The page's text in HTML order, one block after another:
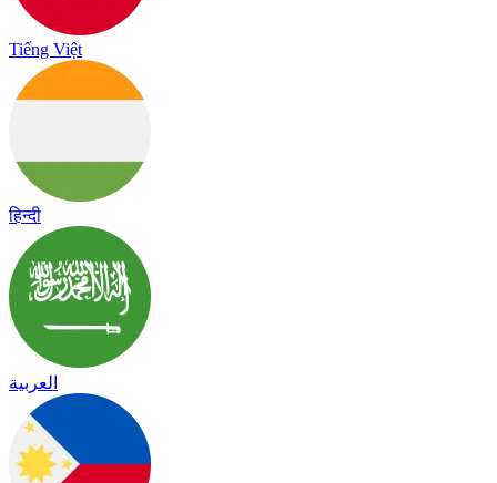
Tiếng Việt
हिन्दी
العربية